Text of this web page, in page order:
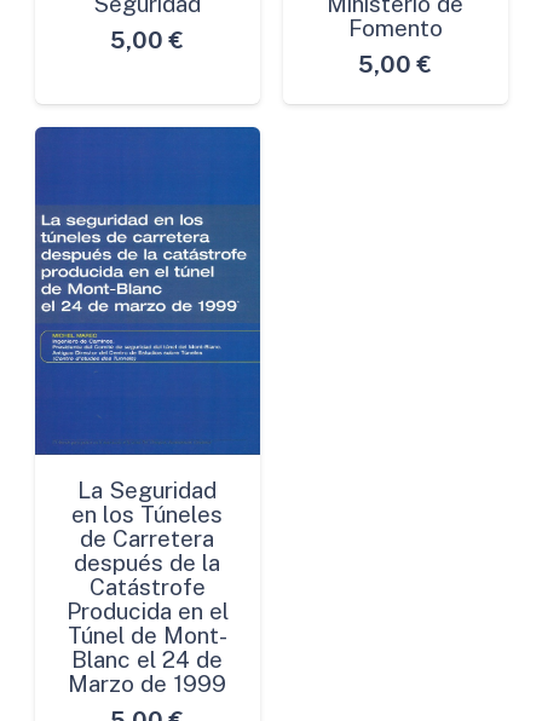
5,00 €
Fomento
5,00 €
La Seguridad
en los Túneles
de Carretera
después de la
Catástrofe
Producida en el
Túnel de Mont-
Blanc el 24 de
Marzo de 1999